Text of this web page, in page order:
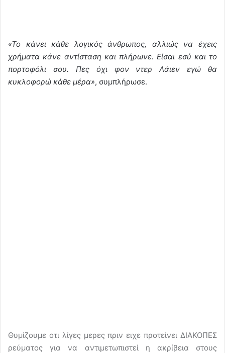
«Το κάνει κάθε λογικός άνθρωπος, αλλιώς να έχεις
χρήματα κάνε αντίσταση και πλήρωνε. Είσαι εσύ και το
πορτοφόλι σου. Πες όχι φον ντερ Λάιεν εγώ θα
κυκλοφορώ κάθε μέρα», συμπλήρωσε.
Θυμίζουμε οτι λίγες μερες πριν ειχε προτείνει ΔΙΑΚΟΠΕΣ
ρεύματος για να αντιμετωπιστεί η ακρίβεια στους